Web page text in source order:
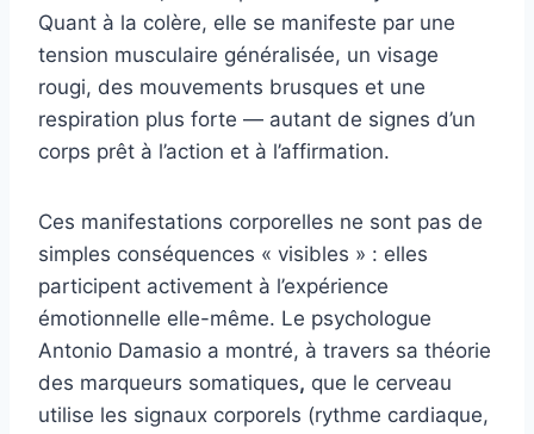
Quant à la colère, elle se manifeste par une
tension musculaire généralisée, un visage
rougi, des mouvements brusques et une
respiration plus forte — autant de signes d’un
corps prêt à l’action et à l’affirmation.
Ces manifestations corporelles ne sont pas de
simples conséquences « visibles » : elles
participent activement à l’expérience
émotionnelle elle-même. Le psychologue
Antonio Damasio a montré, à travers sa théorie
des marqueurs somatiques, que le cerveau
utilise les signaux corporels (rythme cardiaque,